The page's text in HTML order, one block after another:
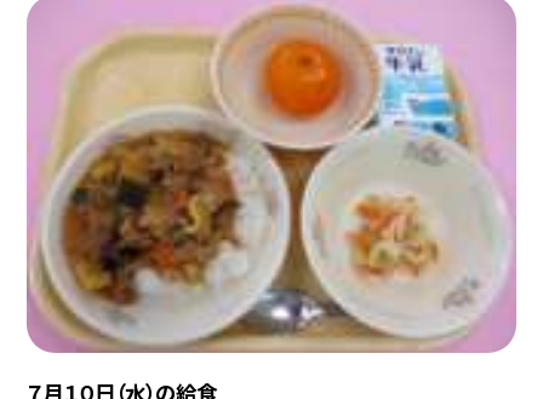
７月１０日（水）の給食